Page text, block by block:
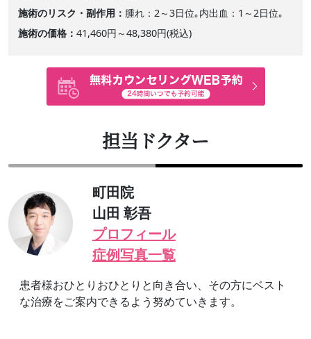
施術のリスク・副作用
腫れ：2～3日位｡内出血：1～2日位｡
施術の価格
41,460円～48,380円(税込)
担当ドクター
町田院
山田 彰吾
プロフィール
症例写真一覧
患者様おひとりおひとりと向き合い、その方にベスト
な治療をご案内できるよう努めていきます。